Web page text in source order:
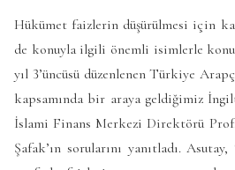
Hükümet faizlerin düşürülmesi için
de konuyla ilgili önemli isimlerle
yıl 3’üncüsü düzenlenen Türkiye
kapsamında bir araya geldiğimiz
İslami Finans Merkezi Direktörü
Şafak’ın sorularını yanıtladı.